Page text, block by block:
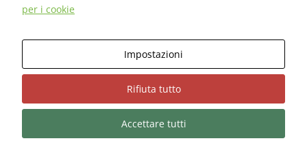
Termini e condizioni|Informativa sulla privacy|Politica sui
cookie
per i cookie
Impostazioni
Rifiuta tutto
Accettare tutti
Esperienza
permettere
una migliore
esperienza
navigazione